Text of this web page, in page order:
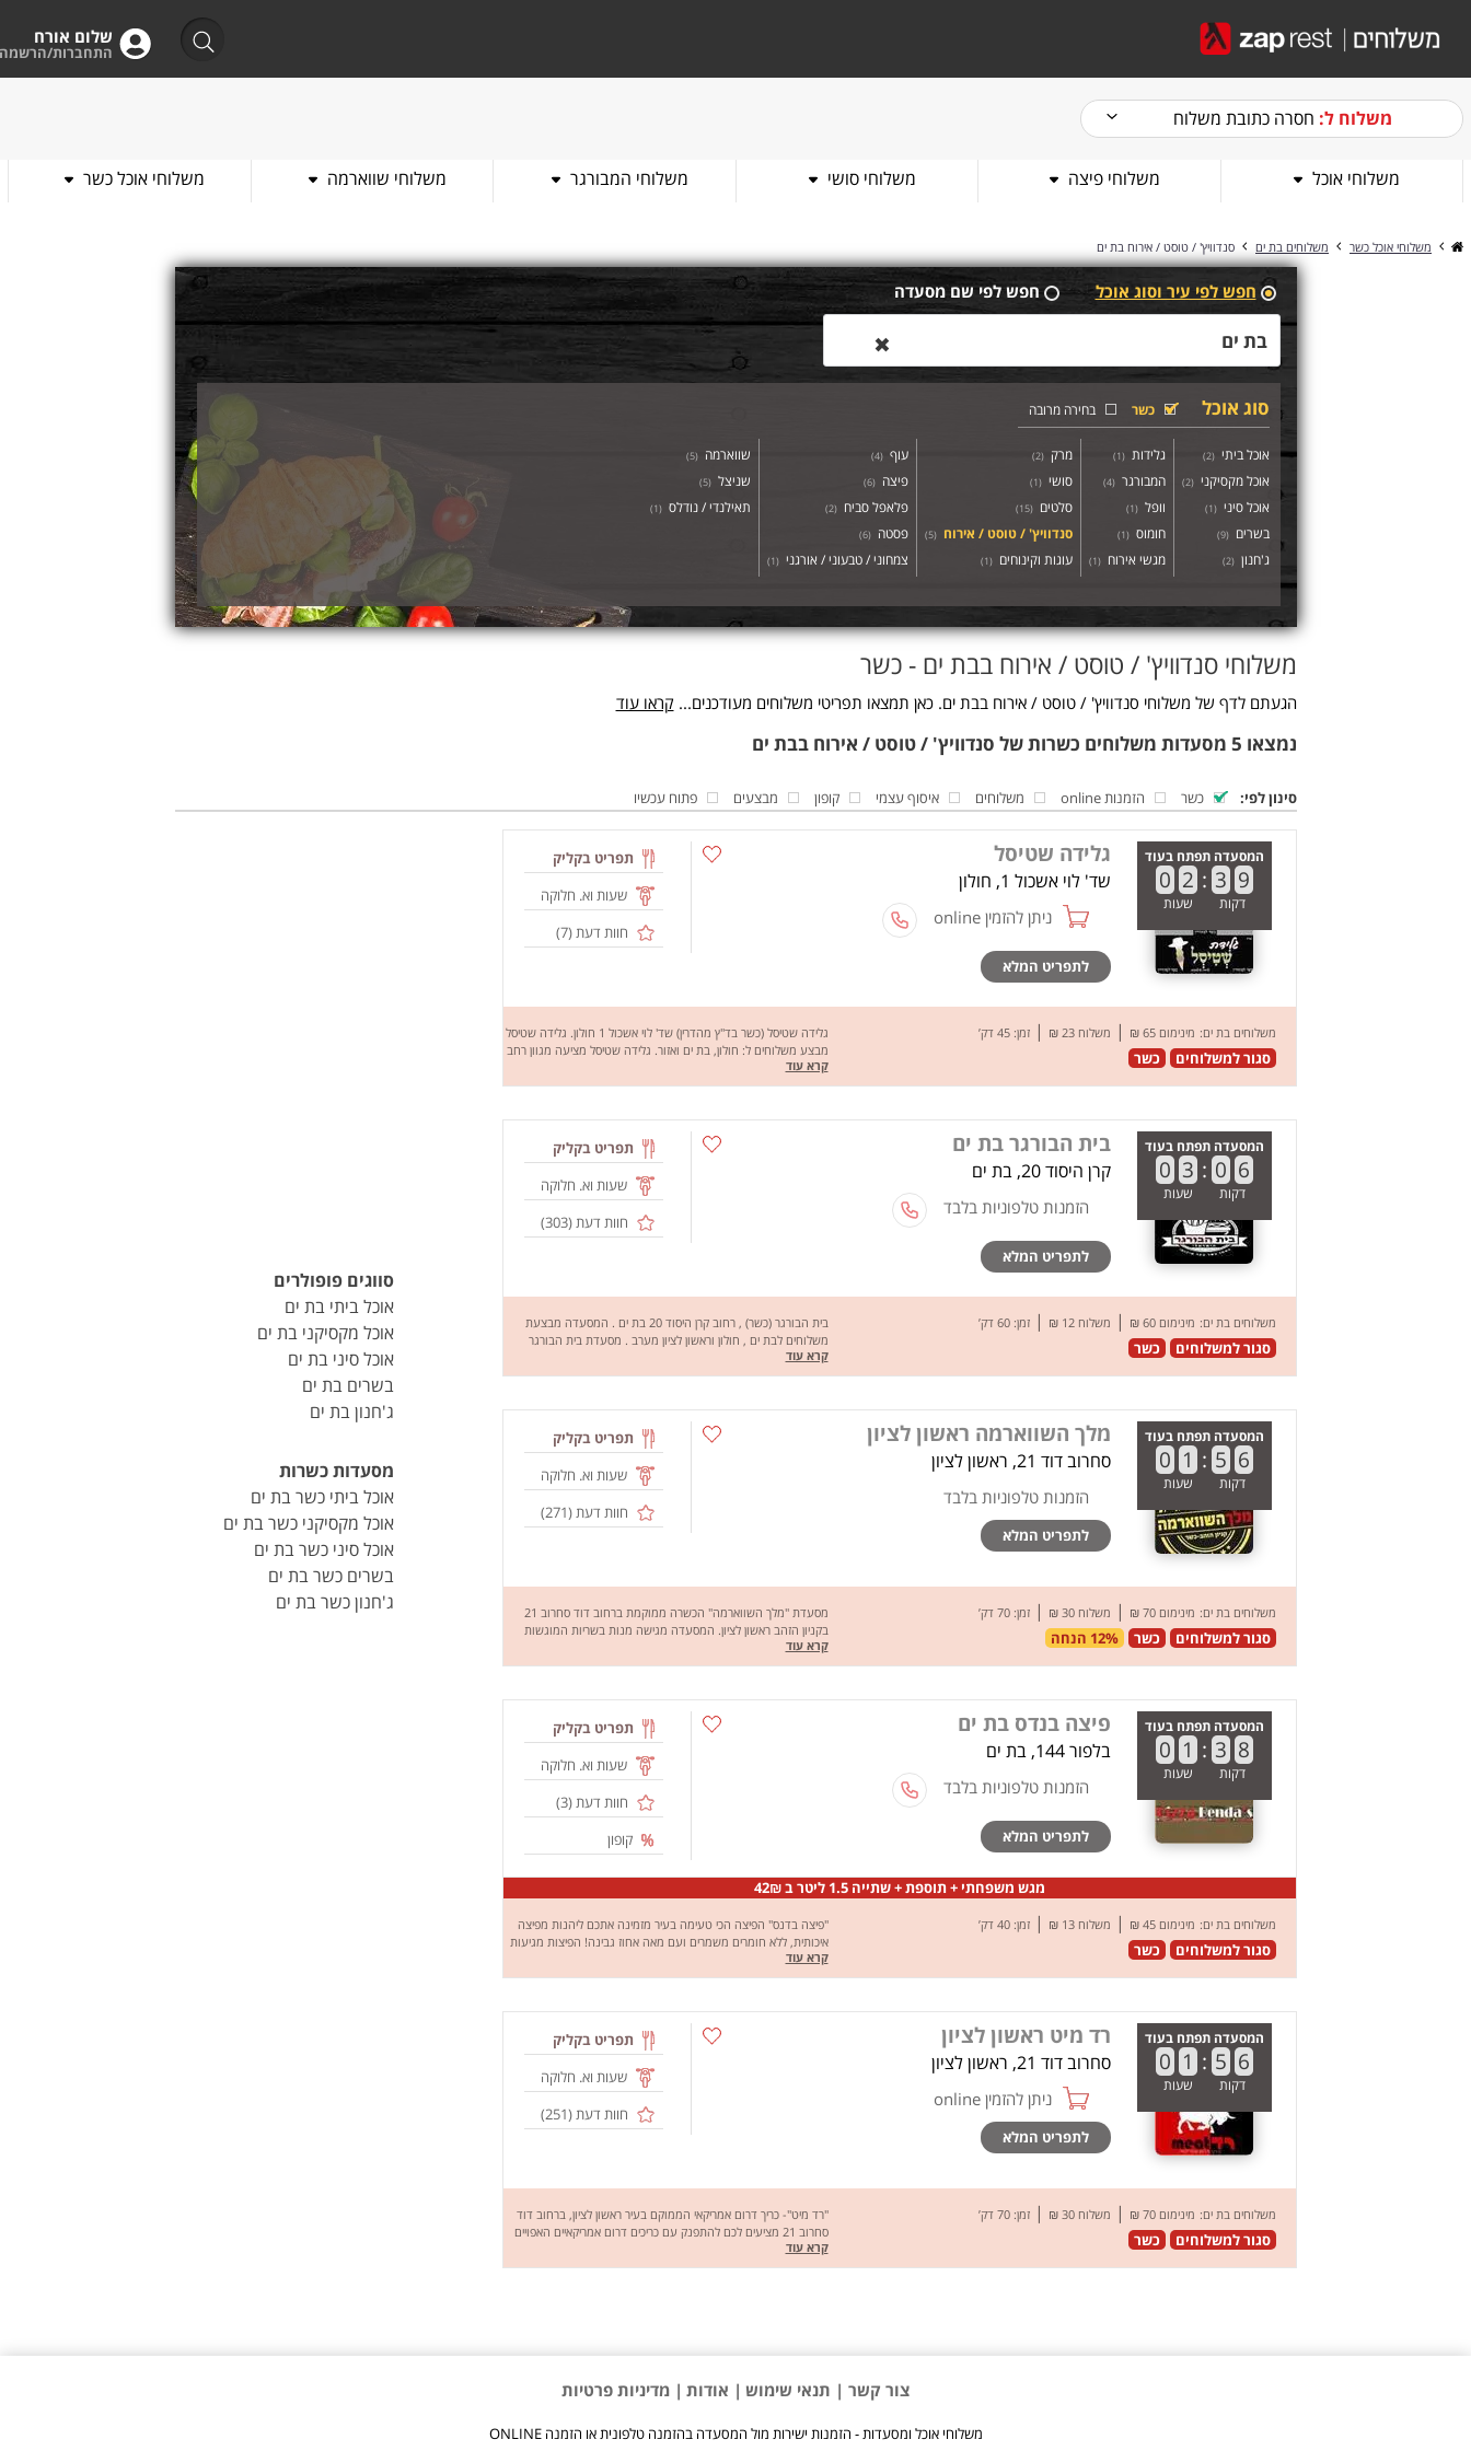
שלום אורח
התחברות/הרשמה
משלוח ל: חסרה כתובת משלוח
משלוחי אוכל משלוחי פיצה משלוחי סושי משלוחי המבורגר משלוחי שווארמה משלוחי אוכל כשר
משלוחי אוכל כשר משלוחים בת ים סנדוויץ' / טוסט / אירוח בת ים
חפש לפי עיר וסוג אוכל חפש לפי שם מסעדה
✖
סוג אוכל כשר בחירה מרובה
אוכל ביתי (
2
)
אוכל מקסיקני (
2
)
אוכל סיני (
1
)
בשרים (
9
)
ג'חנון (
2
)
גלידות (
1
)
המבורגר (
4
)
וופל (
1
)
חומוס (
1
)
מגשי אירוח (
1
)
מרק (
2
)
סושי (
1
)
סלטים (
15
)
סנדוויץ' / טוסט / אירוח (
5
)
עוגות וקינוחים (
1
)
עוף (
4
)
פיצה (
6
)
פלאפל סביח (
2
)
פסטה (
6
)
צמחוני / טבעוני / אורגני (
1
)
שווארמה (
5
)
שניצל (
5
)
תאילנדי / נודלס (
1
)
משלוחי סנדוויץ' / טוסט / אירוח בבת ים - כשר
הגעתם לדף של משלוחי סנדוויץ' / טוסט / אירוח בבת ים. כאן תמצאו תפריטי משלוחים מעודכנים... קראו עוד
נמצאו 5 מסעדות משלוחים כשרות של סנדוויץ' / טוסט / אירוח בבת ים
סינון לפי: כשר הזמנות online משלוחים איסוף עצמי קופון מבצעים פתוח עכשיו
המסעדה תפתח בעוד
0 2 : 3 9
דקות שעות
גלידה שטיסל
שד' לוי אשכול 1, חולון
ניתן להזמין online
לתפריט המלא
תפריט בקליק
שעות וא. חלוקה
חוות דעת (7
)
משלוחים בת ים: מינימום 65 ₪ | משלוח 23 ₪ | זמן: 45 דק’
סגור למשלוחים כשר
גלידה שטיסל (כשר בד"ץ מהדרין) שד' לוי אשכול 1 חולון. גלידה שטיסל
מבצע משלוחים ל: חולון, בת ים ואזור. גלידה שטיסל מציעה מגוון רחב
של מנות טעימות במיוחד כמו: גלידה בטעמים נהדרים, וופל בלגי,
קרפ, בוואריה, קדאיף, מלבי, פירות יער, עוגת גבינה, טוסט, סנדוויצ'ים,
בתאבון !
קרא עוד
המסעדה תפתח בעוד
0 3 : 0 6
דקות שעות
בית הבורגר בת ים
קרן היסוד 20, בת ים
הזמנות טלפוניות בלבד
לתפריט המלא
תפריט בקליק
שעות וא. חלוקה
חוות דעת (303
)
משלוחים בת ים: מינימום 60 ₪ | משלוח 12 ₪ | זמן: 60 דק’
סגור למשלוחים כשר
בית הבורגר (כשר) , רחוב קרן היסוד 20 בת ים . המסעדה מבצעת
משלוחים לבת ים , חולון וראשון לציון מערב . מסעדת בית הבורגר
מציעה מגוון רחב של מנות טעימות במיוחד כמו : סלט חזה עוף ,
צ'יפס , שניצל קריספי , ג'בטה אנטריקטוט , בורגר הבית ועוד.. מחכים
קרא עוד
המסעדה תפתח בעוד
0 1 : 5 6
דקות שעות
מלך השווארמה ראשון לציון
סחרוב דוד 21, ראשון לציון
הזמנות טלפוניות בלבד
לתפריט המלא
תפריט בקליק
שעות וא. חלוקה
חוות דעת (271
)
משלוחים בת ים: מינימום 70 ₪ | משלוח 30 ₪ | זמן: 70 דק’
סגור למשלוחים כשר 12% הנחה
מסעדת "מלך השווארמה" הכשרה ממוקמת ברחוב דוד סחרוב 21
בקניון הזהב ראשון לציון. המסעדה מגישה מנות בשריות המוגשות
בפיתה, לאפה, באגט או בחמגשית לפי בחירה כמו: שווארמה,
שווארמה כבש, שניצל, קבב, פרגיות ועוד... בנוסף, גם הצמחוניים
מציעה גם עסקיות וקומבינציות משתלמות. שיהיה בתיאבון!
קרא עוד
המסעדה תפתח בעוד
0 1 : 3 8
דקות שעות
פיצה בנדס בת ים
בלפור 144, בת ים
הזמנות טלפוניות בלבד
לתפריט המלא
תפריט בקליק
שעות וא. חלוקה
חוות דעת (3
)
קופון
מגש משפחתי + תוספת + שתייה 1.5 ליטר ב 42₪
משלוחים בת ים: מינימום 45 ₪ | משלוח 13 ₪ | זמן: 40 דק’
סגור למשלוחים כשר
"פיצה בדנס" הפיצה הכי טעימה בעיר מזמינה אתכם ליהנות מפיצה
איכותית, ללא חומרים משמרים ועם מאה אחוז גבינה! הפיצות מגיעות
בגדלים משפחתי, אישי ומשולש בנוסף ניתן למצוא במקום פסטות פנה
/ ספגטי ברטבים שונים, סלטים המוגשים בליווי רוטב ויניגרט שמן זית
התפריט מציע גם מאפי שונים כמו לחם שום, בייגל טוסט, מלאווח
הבית, זיווה, ג'חנון, קינוחים ועוד. משלוחים יוצאים לבת ים, חולון, יפו
וראשון לציון. שיהיה בתיאבון!
קרא עוד
המסעדה תפתח בעוד
0 1 : 5 6
דקות שעות
רד מיט ראשון לציון
סחרוב דוד 21, ראשון לציון
ניתן להזמין online
לתפריט המלא
תפריט בקליק
שעות וא. חלוקה
חוות דעת (251
)
משלוחים בת ים: מינימום 70 ₪ | משלוח 30 ₪ | זמן: 70 דק’
סגור למשלוחים כשר
"רד מיט"- כריך דרום אמריקאי הממוקם בעיר ראשון לציון, ברחוב דוד
סחרוב 21 מציעים לכם להתפנק עם כריכים דרום אמריקאיים האפויים
בתנור לבנים מרוקאי או בטורטיה רול עם: אנטריקוט, פרגיות, חזה
עוף, טלה, שניצל, לצימחוניים שביננו- פטריות פורטבלו בנוסף ניתן
קרא עוד
סווגים פופולרים
אוכל ביתי בת ים
אוכל מקסיקני בת ים
אוכל סיני בת ים
בשרים בת ים
ג'חנון בת ים
מסעדות כשרות
אוכל ביתי כשר בת ים
אוכל מקסיקני כשר בת ים
אוכל סיני כשר בת ים
בשרים כשר בת ים
ג'חנון כשר בת ים
צור קשר | תנאי שימוש | אודות | מדיניות פרטיות
משלוחי אוכל ומסעדות - הזמנות ישירות מול המסעדה בהזמנה טלפונית או הזמנה ONLINE